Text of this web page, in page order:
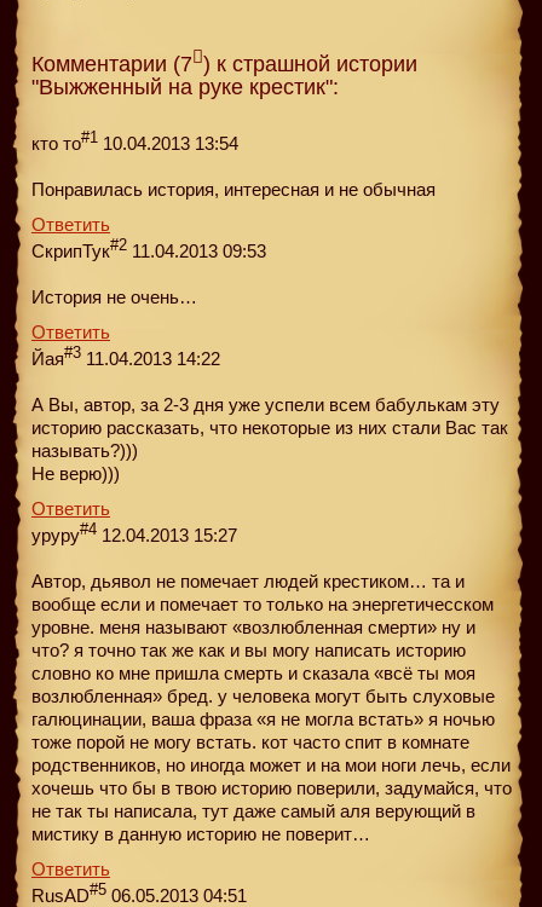
Комментарии (7 ) к страшной истории
"Выжженный на руке крестик":
кто то#1 10.04.2013 13:54
Понравилась история, интересная и не обычная
Ответить
СкрипТук#2 11.04.2013 09:53
История не очень…
Ответить
Йая#3 11.04.2013 14:22
А Вы, автор, за 2-3 дня уже успели всем бабулькам эту
историю рассказать, что некоторые из них стали Вас так
называть?)))
Не верю)))
Ответить
уруру#4 12.04.2013 15:27
Автор, дьявол не помечает людей крестиком… та и
вообще если и помечает то только на энергетичесском
уровне. меня называют «возлюбленная смерти» ну и
что? я точно так же как и вы могу написать историю
словно ко мне пришла смерть и сказала «всё ты моя
возлюбленная» бред. у человека могут быть слуховые
галюцинации, ваша фраза «я не могла встать» я ночью
тоже порой не могу встать. кот часто спит в комнате
родственников, но иногда может и на мои ноги лечь, если
хочешь что бы в твою историю поверили, задумайся, что
не так ты написала, тут даже самый аля верующий в
мистику в данную историю не поверит…
Ответить
RusAD#5 06.05.2013 04:51